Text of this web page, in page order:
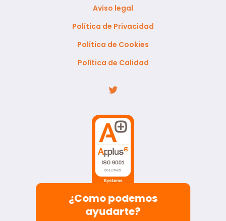
Aviso legal
Política de Privacidad
Política de Cookies
Política de Calidad
¿Como podemos
ayudarte?